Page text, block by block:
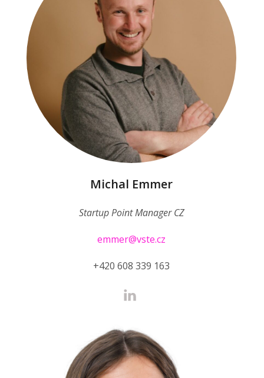
Michal Emmer
Startup Point Manager CZ
emmer@vste.cz
+420 608 339 163